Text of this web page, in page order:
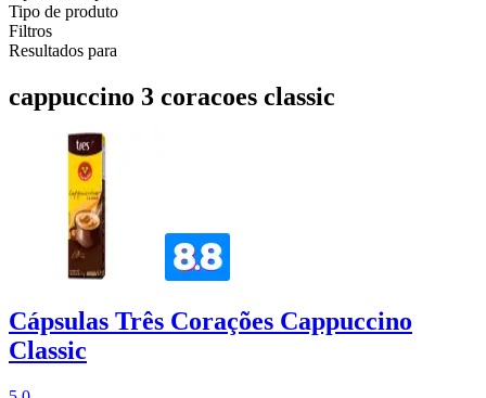
Tipo de produto
Filtros
Resultados para
cappuccino 3 coracoes classic
Cápsulas Três Corações Cappuccino
Classic